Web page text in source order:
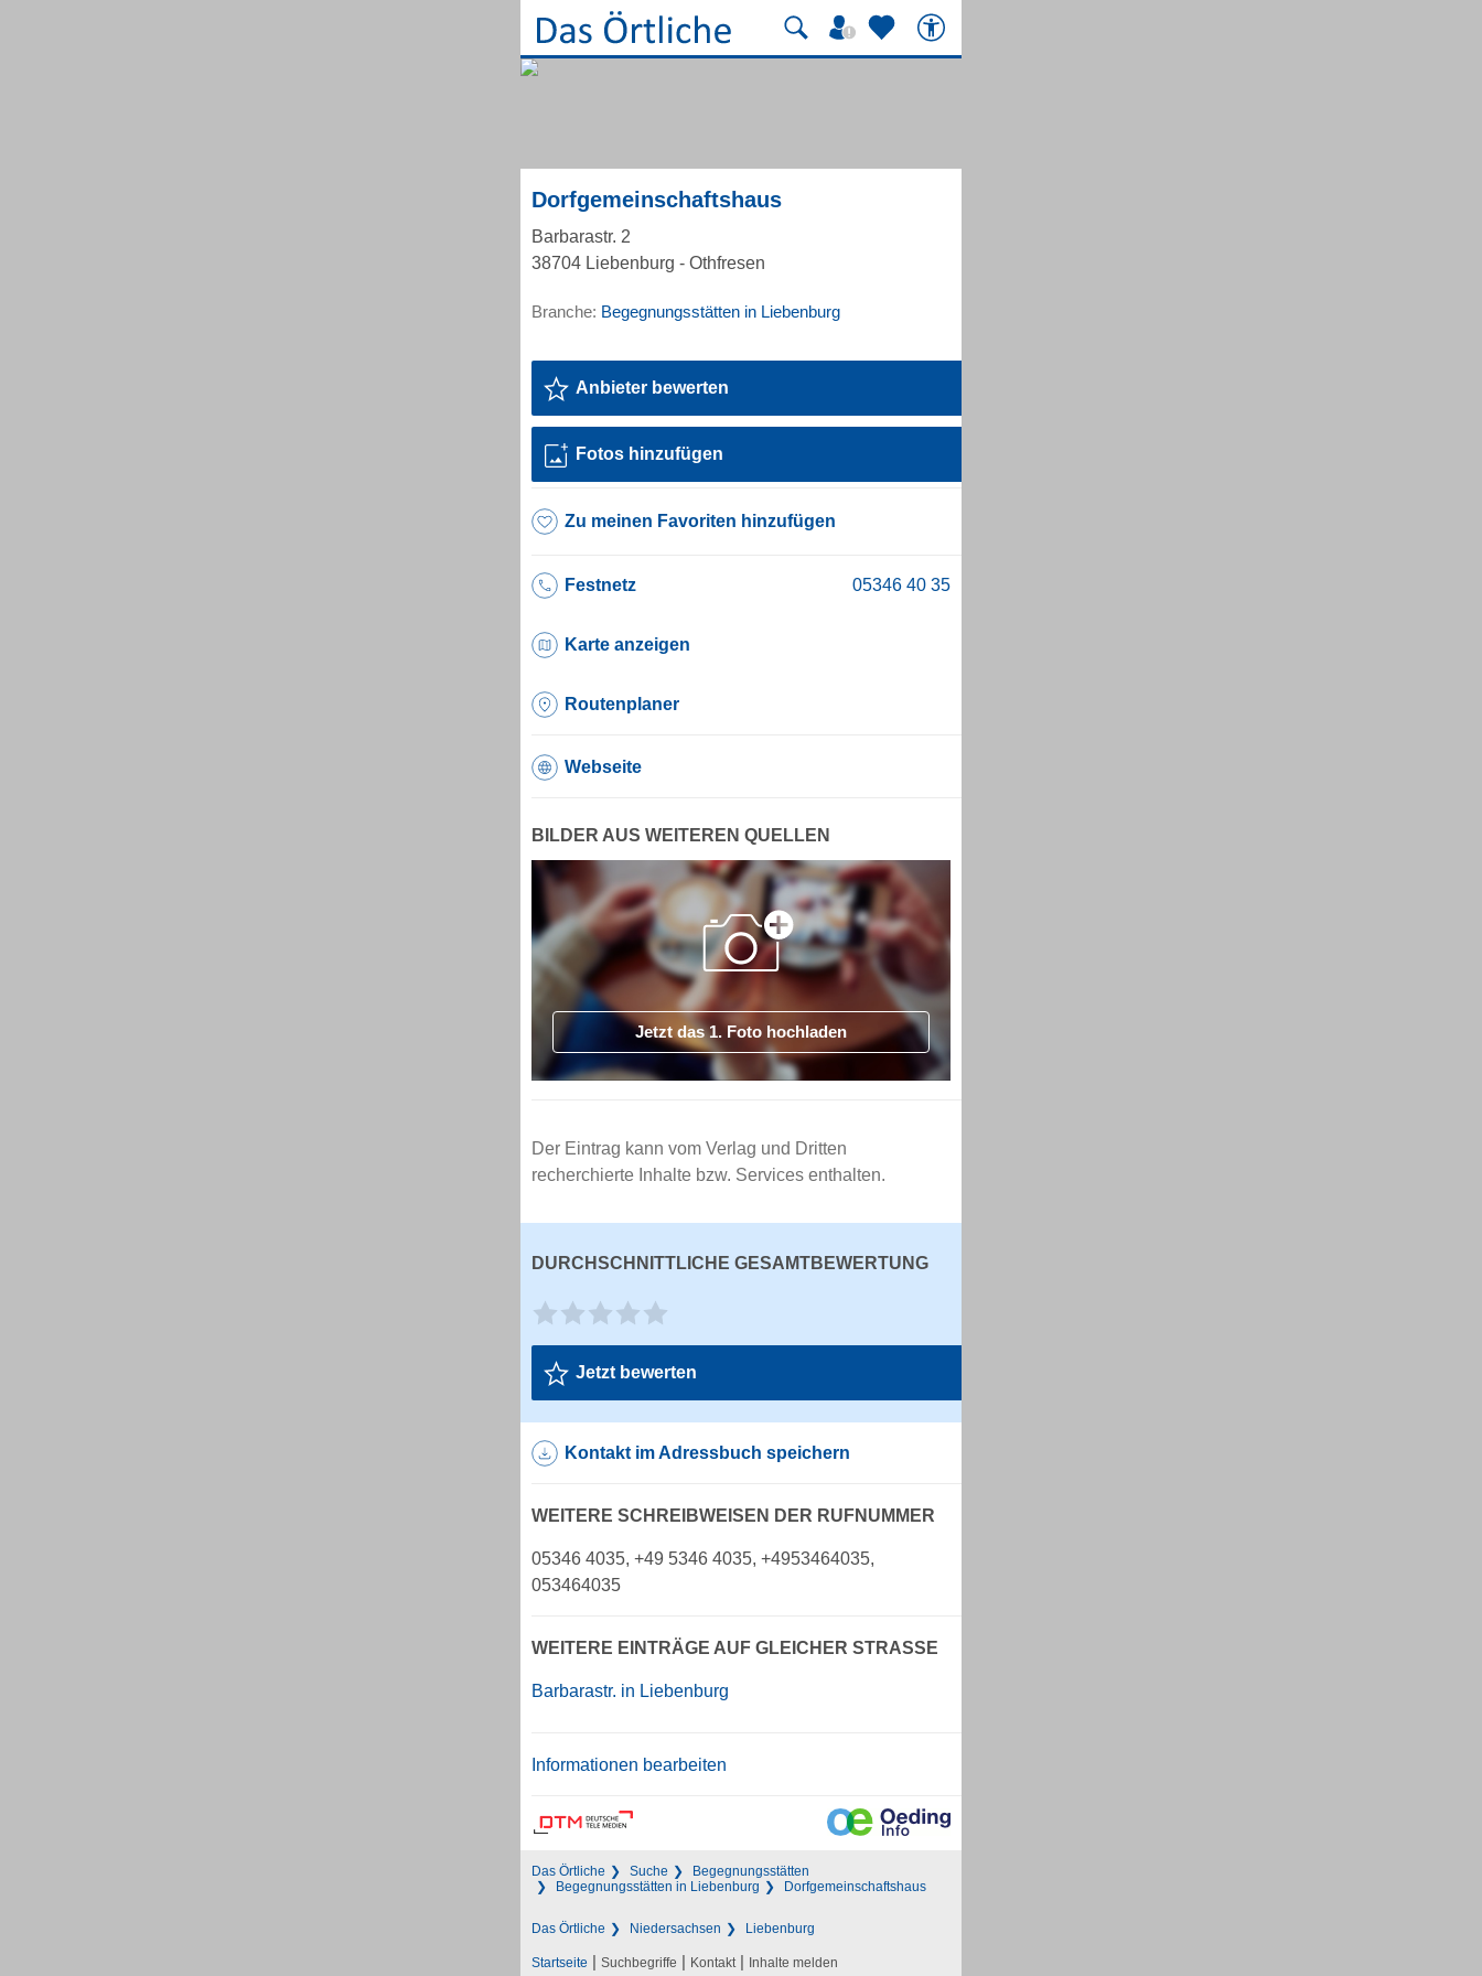
Dorfgemeinschaftshaus
Barbarastr. 2
38704 Liebenburg - Othfresen
Branche: Begegnungsstätten in Liebenburg
Anbieter bewerten
Fotos hinzufügen
Zu meinen Favoriten hinzufügen
Festnetz
Karte anzeigen
Routenplaner
Webseite
BILDER AUS WEITEREN QUELLEN
Jetzt das 1. Foto hochladen
Der Eintrag kann vom Verlag und Dritten
recherchierte Inhalte bzw. Services enthalten.
DURCHSCHNITTLICHE GESAMTBEWERTUNG
Jetzt bewerten
Kontakt im Adressbuch speichern
WEITERE SCHREIBWEISEN DER RUFNUMMER
05346 4035, +49 5346 4035, +4953464035,
053464035
WEITERE EINTRÄGE AUF GLEICHER STRASSE
Barbarastr. in Liebenburg
Informationen bearbeiten
Das Örtliche Suche
Begegnungsstätten
Begegnungsstätten in Liebenburg
Dorfgemeinschaftshaus
Das Örtliche Niedersachsen Liebenburg
Startseite | Suchbegriffe | Kontakt | Inhalte melden